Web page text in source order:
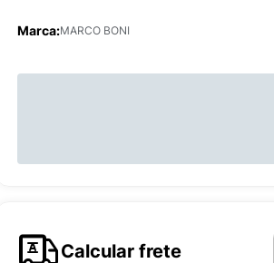
Marca:MARCO BONI
Calcular frete